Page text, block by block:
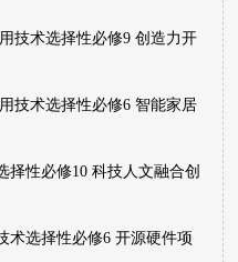
技术选择性必修9 创造力开
技术选择性必修6 智能家居
择性必修10 科技人文融合创
术选择性必修6 开源硬件项